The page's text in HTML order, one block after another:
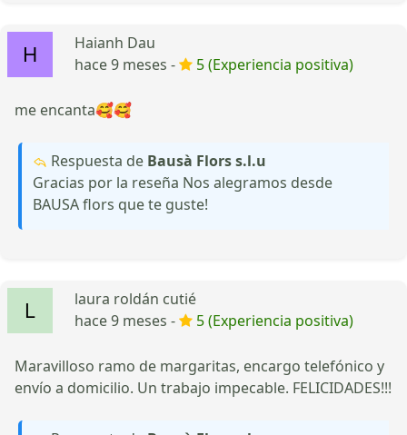
Haianh Dau
hace 9 meses -
5 (Experiencia positiva)
me encanta🥰🥰
Respuesta de Bausà Flors s.l.u
Gracias por la reseña Nos alegramos desde
BAUSA flors que te guste!
laura roldán cutié
hace 9 meses -
5 (Experiencia positiva)
Maravilloso ramo de margaritas, encargo telefónico y
envío a domicilio. Un trabajo impecable. FELICIDADES!!!